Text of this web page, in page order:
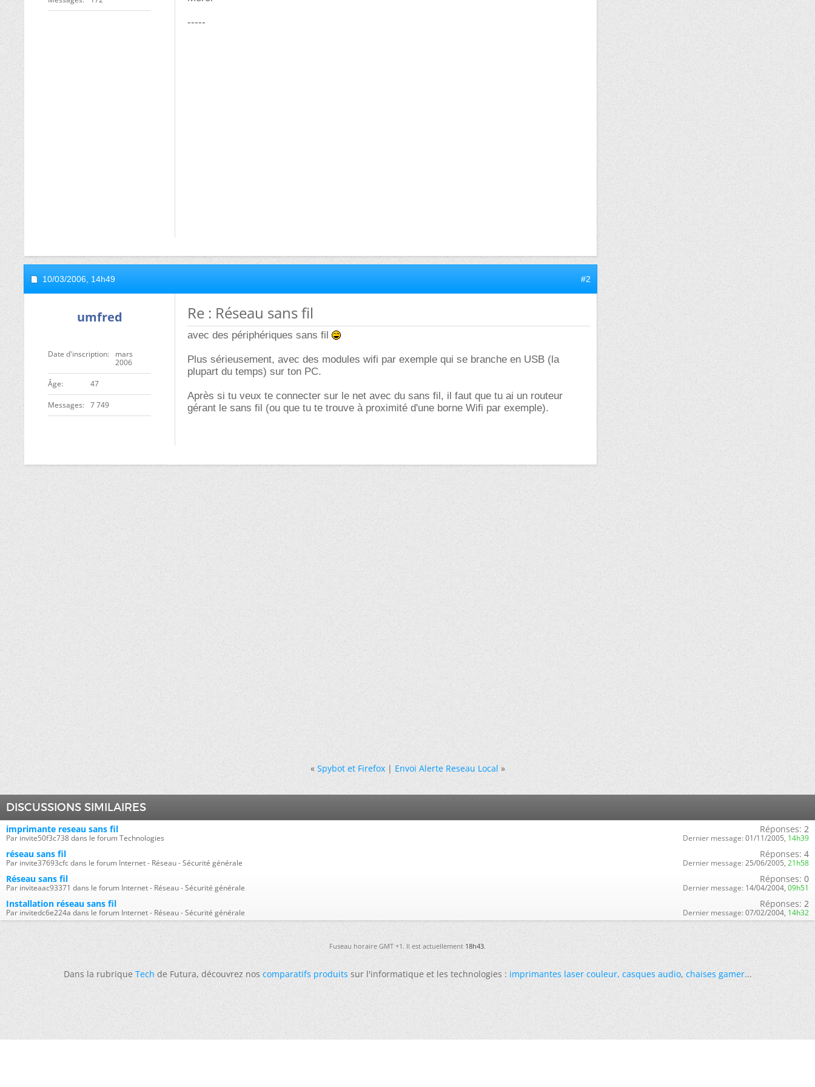
-----
10/03/2006, 14h49 #2
umfred
Date d'inscription
mars
2006
ge 47
Messages 7 749
Re : Réseau sans fil
avec des périphériques sans fil
Plus sérieusement, avec des modules wifi par exemple qui se branche en USB (la
plupart du temps) sur ton PC.
Après si tu veux te connecter sur le net avec du sans fil, il faut que tu ai un routeur
gérant le sans fil (ou que tu te trouve à proximité d'une borne Wifi par exemple).
« Spybot et Firefox|Envoi Alerte Reseau Local »
DISCUSSIONS SIMILAIRES
imprimante reseau sans fil
Par invite50f3c738 dans le forum Technologies
Réponses: 2
Dernier message: 01/11/2005, 14h39
réseau sans fil
Par invite37693cfc dans le forum Internet - Réseau - Sécurité générale
Réponses: 4
Dernier message: 25/06/2005, 21h58
Réseau sans fil
Par inviteaac93371 dans le forum Internet - Réseau - Sécurité générale
Réponses: 0
Dernier message: 14/04/2004, 09h51
Installation réseau sans fil
Par invitedc6e224a dans le forum Internet - Réseau - Sécurité générale
Réponses: 2
Dernier message: 07/02/2004, 14h32
Fuseau horaire GMT +1. Il est actuellement18h43.
Dans la rubriqueTechde Futura, découvrez noscomparatifs produitssur l'informatique et les technologies :imprimantes laser couleur,casques audio,chaises gamer...